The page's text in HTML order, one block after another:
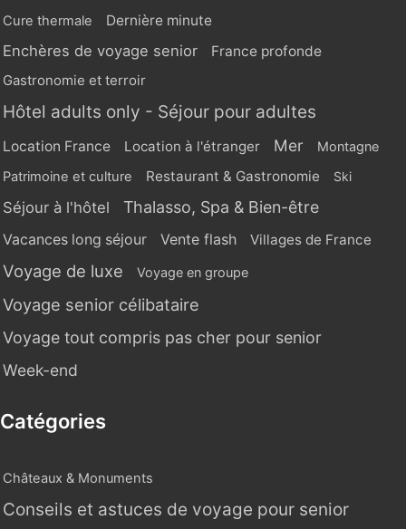
Cure thermale Dernière minute
Enchères de voyage senior
France profonde
Gastronomie et terroir
Hôtel adults only - Séjour pour adultes
Location France Location à l'étranger Mer Montagne
Patrimoine et culture Restaurant & Gastronomie Ski
Séjour à l'hôtel Thalasso, Spa & Bien-être
Vacances long séjour Vente flash Villages de France
Voyage de luxe Voyage en groupe
Voyage senior célibataire
Voyage tout compris pas cher pour senior
Week-end
Catégories
Châteaux & Monuments
Conseils et astuces de voyage pour senior